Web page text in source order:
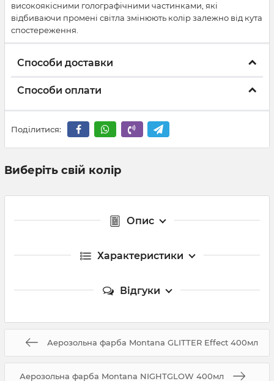
високоякісними голографічними частинками, які
відбиваючи промені світла змінюють колір залежно від кута
спостереження.
Способи доставки
Способи оплати
Поділитися:
Виберіть свій колір
Опис
Характеристики
Відгуки
Аерозольна фарба Montana GLITTER Effect 400мл
Аерозольна фарба Montana NIGHTGLOW 400мл